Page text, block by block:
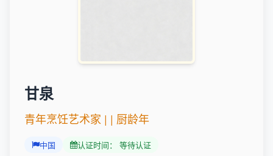
甘泉
青年烹饪艺术家 | | 厨龄年
中国 认证时间： 等待认证